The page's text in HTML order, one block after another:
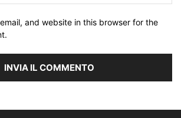
and website in this browser for the